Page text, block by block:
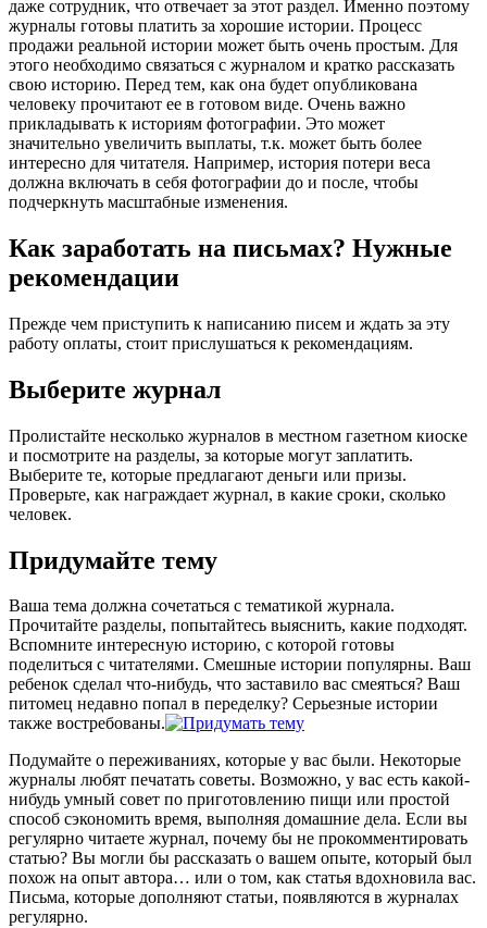
даже сотрудник, что отвечает за этот раздел. Именно поэтому
журналы готовы платить за хорошие истории. Процесс
продажи реальной истории может быть очень простым. Для
этого необходимо связаться с журналом и кратко рассказать
свою историю. Перед тем, как она будет опубликована
человеку прочитают ее в готовом виде. Очень важно
прикладывать к историям фотографии. Это может
значительно увеличить выплаты, т.к. может быть более
интересно для читателя. Например, история потери веса
должна включать в себя фотографии до и после, чтобы
подчеркнуть масштабные изменения.
Как заработать на письмах? Нужные
рекомендации
Прежде чем приступить к написанию писем и ждать за эту
работу оплаты, стоит прислушаться к рекомендациям.
Выберите журнал
Пролистайте несколько журналов в местном газетном киоске
и посмотрите на разделы, за которые могут заплатить.
Выберите те, которые предлагают деньги или призы.
Проверьте, как награждает журнал, в какие сроки, сколько
человек.
Придумайте тему
Ваша тема должна сочетаться с тематикой журнала.
Прочитайте разделы, попытайтесь выяснить, какие подходят.
Вспомните интересную историю, с которой готовы
поделиться с читателями. Смешные истории популярны. Ваш
ребенок сделал что-нибудь, что заставило вас смеяться? Ваш
питомец недавно попал в переделку? Серьезные истории
также востребованы.
Подумайте о переживаниях, которые у вас были. Некоторые
журналы любят печатать советы. Возможно, у вас есть какой-
нибудь умный совет по приготовлению пищи или простой
способ сэкономить время, выполняя домашние дела. Если вы
регулярно читаете журнал, почему бы не прокомментировать
статью? Вы могли бы рассказать о вашем опыте, который был
похож на опыт автора… или о том, как статья вдохновила вас.
Письма, которые дополняют статьи, появляются в журналах
регулярно.